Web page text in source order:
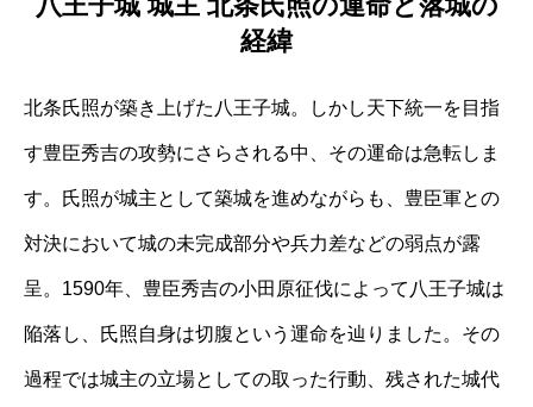
経緯
北条氏照が築き上げた八王子城。しかし天下統一を目指
す豊臣秀吉の攻勢にさらされる中、その運命は急転しま
す。氏照が城主として築城を進めながらも、豊臣軍との
対決において城の未完成部分や兵力差などの弱点が露
呈。1590年、豊臣秀吉の小田原征伐によって八王子城は
陥落し、氏照自身は切腹という運命を辿りました。その
過程では城主の立場としての取った行動、残された城代